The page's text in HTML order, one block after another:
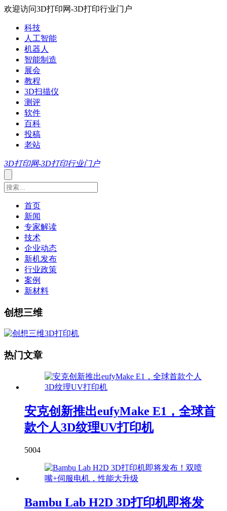
欢迎访问3D打印网-3D打印行业门户
科技
人工智能
机器人
智能制造
展会
教程
3D扫描仪
测评
软件
百科
投稿
老站
3D打印网-3D打印行业门户
首页
新闻
专家解读
技术
企业动态
新机发布
行业政策
案例
新材料
创想三维
热门文章
安克创新推出eufyMake E1，全球首
款个人3D纹理UV打印机
5004
Bambu Lab H2D 3D打印机即将发